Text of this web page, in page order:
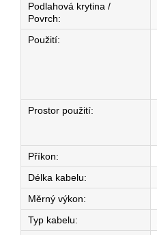
Podlahová krytina /
Povrch:
Použití:
Prostor použití:
Příkon:
Délka kabelu:
Měrný výkon:
Typ kabelu: